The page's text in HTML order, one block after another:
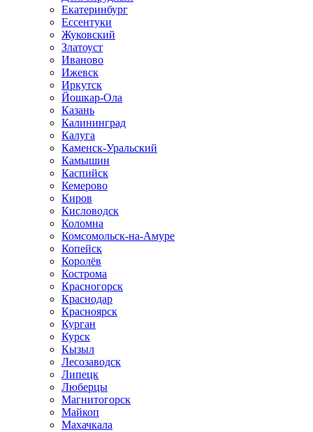
Екатеринбург
Ессентуки
Жуковский
Златоуст
Иваново
Ижевск
Иркутск
Йошкар-Ола
Казань
Калининград
Калуга
Каменск-Уральский
Камышин
Каспийск
Кемерово
Киров
Кисловодск
Коломна
Комсомольск-на-Амуре
Копейск
Королёв
Кострома
Красногорск
Краснодар
Красноярск
Курган
Курск
Кызыл
Лесозаводск
Липецк
Люберцы
Магнитогорск
Майкоп
Махачкала